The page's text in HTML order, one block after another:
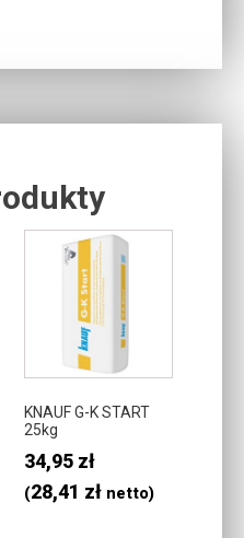
KNAUF G-K START
25kg
34,95 zł
(28,41 złnetto)